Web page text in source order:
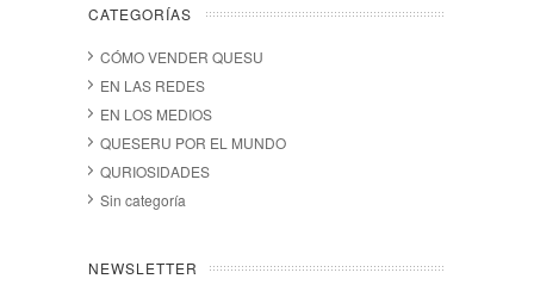
CATEGORÍAS
CÓMO VENDER QUESU
EN LAS REDES
EN LOS MEDIOS
QUESERU POR EL MUNDO
QURIOSIDADES
Sin categoría
NEWSLETTER